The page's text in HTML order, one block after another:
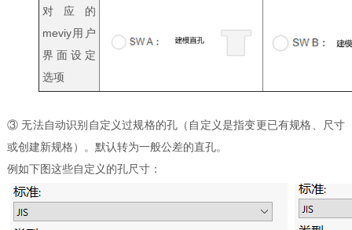
对应的
meviy用户
界面设定
选项
③ 无法自动识别自定义过规格的孔（自定义是指变更已有规格、尺寸
或创建新规格）。默认转为一般公差的直孔。
例如下图这些自定义的孔尺寸：